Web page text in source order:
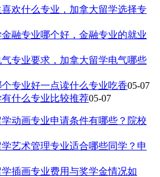
欢什么专业，加拿大留学选择专
融专业哪个好，金融专业的就业
专业要求，加拿大留学电气哪些
专业好一点读什么专业吃香05-07
什么专业比较推荐05-07
动画专业申请条件有哪些？院校
艺术管理专业适合哪些同学？申
插画专业费用与奖学金情况如